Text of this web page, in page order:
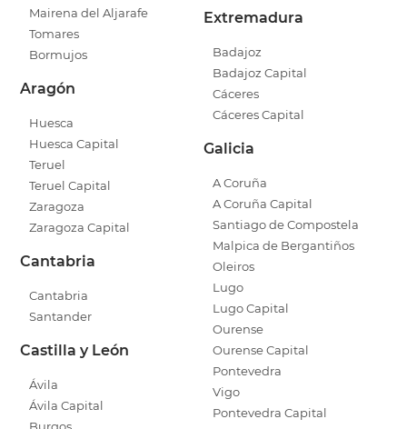
Mairena del Aljarafe
Tomares
Bormujos
Aragón
Huesca
Huesca Capital
Teruel
Teruel Capital
Zaragoza
Zaragoza Capital
Cantabria
Cantabria
Santander
Castilla y León
Ávila
Ávila Capital
Extremadura
Badajoz
Badajoz Capital
Cáceres
Cáceres Capital
Galicia
A Coruña
A Coruña Capital
Santiago de Compostela
Malpica de Bergantiños
Oleiros
Lugo
Lugo Capital
Ourense
Ourense Capital
Pontevedra
Vigo
Pontevedra Capital